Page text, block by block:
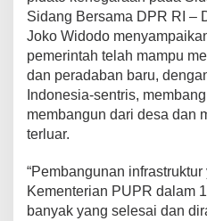
Sidang Bersama DPR RI –
Joko Widodo
pemerintah telah mampu
dan peradaban baru,
Indonesia-sentris,
membangun dari desa dan
terluar.
“Pembangunan
Kementerian PUPR dalam
banyak yang selesai dan